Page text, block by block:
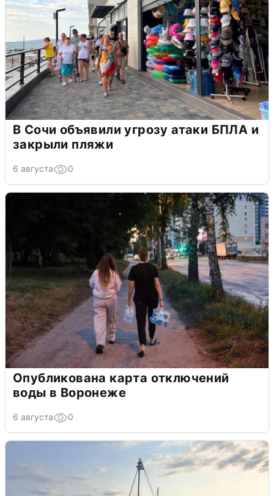
В Сочи объявили угрозу атаки БПЛА и
закрыли пляжи
6 августа 0
Опубликована карта отключений
воды в Воронеже
6 августа 0